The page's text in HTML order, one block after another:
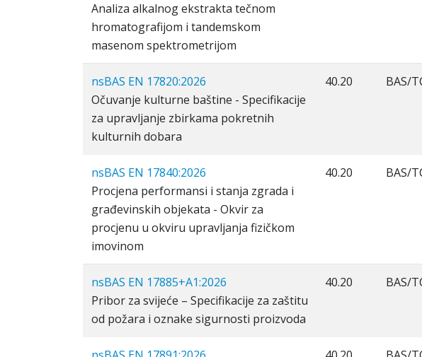
Analiza alkalnog ekstrakta tečnom
hromatografijom i tandemskom
masenom spektrometrijom
nsBAS EN 17820:2026
Očuvanje kulturne baštine - Specifikacije
za upravljanje zbirkama pokretnih
kulturnih dobara
40.20 BAS/
nsBAS EN 17840:2026
Procjena performansi i stanja zgrada i
građevinskih objekata - Okvir za
procjenu u okviru upravljanja fizičkom
imovinom
40.20 BAS/
nsBAS EN 17885+A1:2026
Pribor za svijeće – Specifikacije za zaštitu
od požara i oznake sigurnosti proizvoda
40.20 BAS/